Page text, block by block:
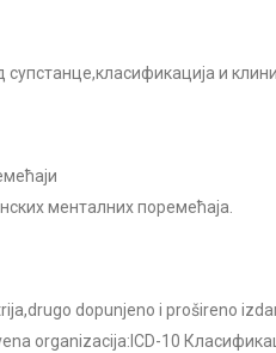
и
менталних поремећаја.
dopunjeno i prošireno
organizacija:ICD-10